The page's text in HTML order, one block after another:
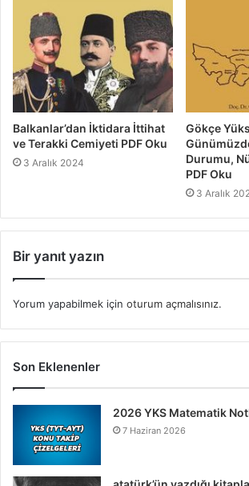
Balkanlar’dan İktidara İttihat
ve Terakki Cemiyeti PDF Oku
3 Aralık 2024
Gökçe
Durumu,
PDF Oku
3 Aralık
Bir yanıt yazın
Yorum yapabilmek için oturum açmalısınız.
Son Eklenenler
2026 YKS Matematik
7 Haziran 2026